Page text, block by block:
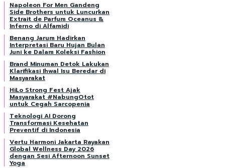
Napoleon For Men Gandeng
Side Brothers untuk Luncurkan
Extrait de Parfum Oceanus &
Inferno di Alfamidi
Benang Jarum Hadirkan
Interpretasi Baru Hujan Bulan
Juni ke Dalam Koleksi Fashion
Brand Minuman Detok Lakukan
Klarifikasi Ihwal Isu Beredar di
Masyarakat
HiLo Strong Fest Ajak
Masyarakat #NabungOtot
untuk Cegah Sarcopenia
Teknologi AI Dorong
Transformasi Kesehatan
Preventif di Indonesia
Vertu Harmoni Jakarta Rayakan
Global Wellness Day 2026
dengan Sesi Afternoon Sunset
Yoga